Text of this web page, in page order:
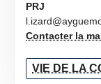
PRJ
Contacter la
VIE DE LA